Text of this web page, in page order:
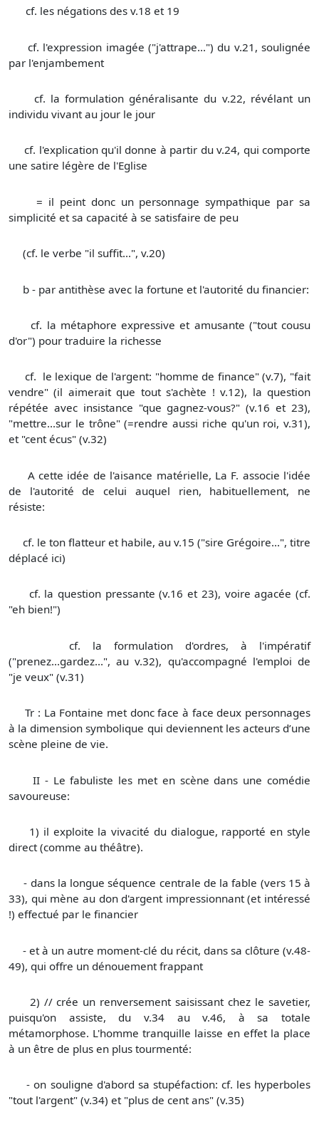
cf. les négations des v.18 et 19
cf. l'expression imagée ("j'attrape...") du v.21, soulignée
par l'enjambement
cf. la formulation généralisante du v.22, révélant un
individu vivant au jour le jour
cf. l'explication qu'il donne à partir du v.24, qui comporte
une satire légère de l'Eglise
= il peint donc un personnage sympathique par sa
simplicité et sa capacité à se satisfaire de peu
(cf. le verbe "il suffit...", v.20)
b - par antithèse avec la fortune et l'autorité du financier:
cf. la métaphore expressive et amusante ("tout cousu
d'or") pour traduire la richesse
cf. le lexique de l'argent: "homme de finance" (v.7), "fait
vendre" (il aimerait que tout s'achète ! v.12), la question
répétée avec insistance "que gagnez-vous?" (v.16 et 23),
"mettre...sur le trône" (=rendre aussi riche qu'un roi, v.31),
et "cent écus" (v.32)
A cette idée de l'aisance matérielle, La F. associe l'idée
de l'autorité de celui auquel rien, habituellement, ne
résiste:
cf. le ton flatteur et habile, au v.15 ("sire Grégoire...", titre
déplacé ici)
cf. la question pressante (v.16 et 23), voire agacée (cf.
"eh bien!")
cf. la formulation d'ordres, à l'impératif
("prenez...gardez...", au v.32), qu'accompagné l'emploi de
"je veux" (v.31)
Tr : La Fontaine met donc face à face deux personnages
à la dimension symbolique qui deviennent les acteurs d’une
scène pleine de vie.
II - Le fabuliste les met en scène dans une comédie
savoureuse:
1) il exploite la vivacité du dialogue, rapporté en style
direct (comme au théâtre).
- dans la longue séquence centrale de la fable (vers 15 à
33), qui mène au don d'argent impressionnant (et intéressé
!) effectué par le financier
- et à un autre moment-clé du récit, dans sa clôture (v.48-
49), qui offre un dénouement frappant
2) // crée un renversement saisissant chez le savetier,
puisqu'on assiste, du v.34 au v.46, à sa totale
métamorphose. L'homme tranquille laisse en effet la place
à un être de plus en plus tourmenté:
- on souligne d'abord sa stupéfaction: cf. les hyperboles
"tout l'argent" (v.34) et "plus de cent ans" (v.35)